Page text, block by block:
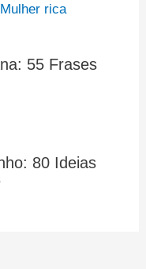
55 Frases
80 Ideias